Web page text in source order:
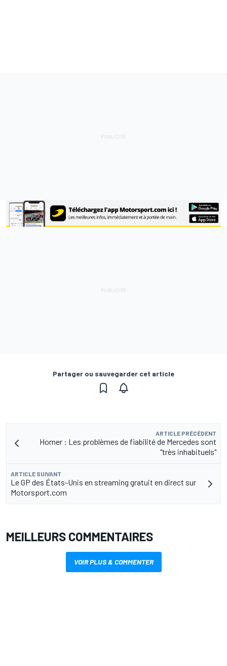
Partager ou sauvegarder cet article
ARTICLE PRÉCÉDENT
Horner : Les problèmes de fiabilité de Mercedes sont
"très inhabituels"
ARTICLE SUIVANT
Le GP des États-Unis en streaming gratuit en direct sur
Motorsport.com
MEILLEURS COMMENTAIRES
VOIR PLUS & COMMENTER